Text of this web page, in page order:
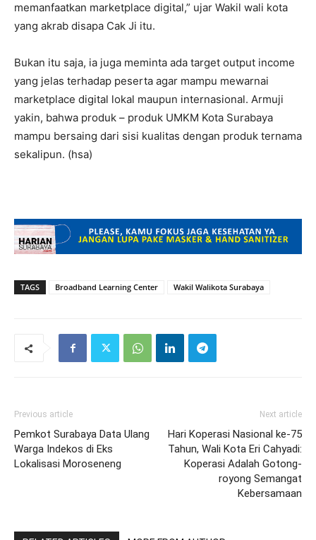
memanfaatkan marketplace digital,” ujar Wakil wali kota
yang akrab disapa Cak Ji itu.
Bukan itu saja, ia juga meminta ada target output income
yang jelas terhadap peserta agar mampu mewarnai
marketplace digital lokal maupun internasional. Armuji
yakin, bahwa produk – produk UMKM Kota Surabaya
mampu bersaing dari sisi kualitas dengan produk ternama
sekalipun. (hsa)
TAGS Broadband Learning Center Wakil Walikota Surabaya
Previous article
Pemkot Surabaya Data Ulang
Warga Indekos di Eks
Lokalisasi Moroseneng
Next article
Hari Koperasi Nasional ke-75
Tahun, Wali Kota Eri Cahyadi:
Koperasi Adalah Gotong-
royong Semangat
Kebersamaan